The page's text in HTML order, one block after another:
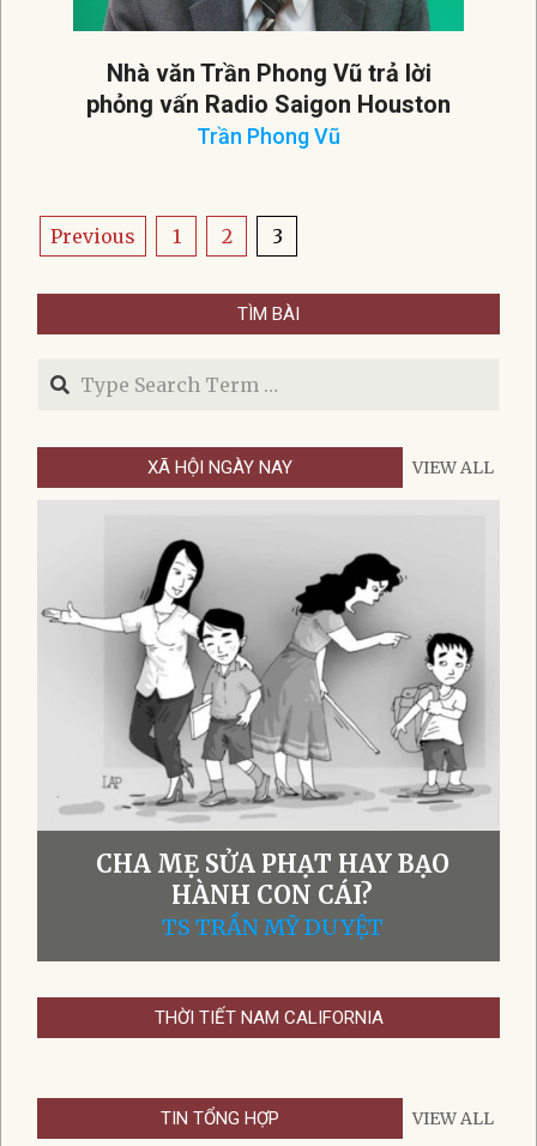
Nhà văn Trần Phong Vũ trả lời
phỏng vấn Radio Saigon Houston
Trần Phong Vũ
12
Posts
Previous 1 2 3
TÌM BÀI
Search
XÃ HỘI NGÀY NAY VIEW ALL
NHÂN VĂN VÀ THIẾU TRƯỞNG
THÀNH!